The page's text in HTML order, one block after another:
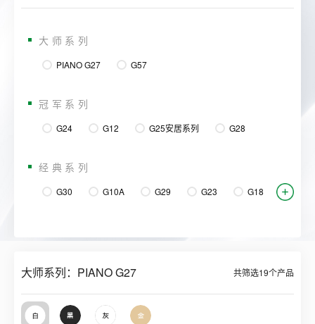
大师系列
PIANO G27 G57
冠军系列
G24 G12 G25安居系列 G28
经典系列
G30 G10A G29 G23
G18
大师系列：PIANO G27 共筛选19个产品